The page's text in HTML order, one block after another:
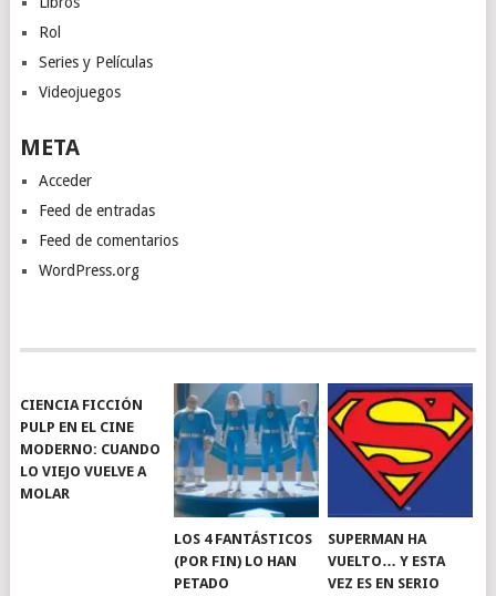
Rol
Series y Películas
Videojuegos
META
Acceder
Feed de entradas
Feed de comentarios
WordPress.org
CIENCIA FICCIÓN
PULP EN EL CINE
MODERNO: CUANDO
LO VIEJO VUELVE A
MOLAR
LOS 4 FANTÁSTICOS
(POR FIN) LO HAN
PETADO
SUPERMAN HA
VUELTO… Y ESTA
VEZ ES EN SERIO